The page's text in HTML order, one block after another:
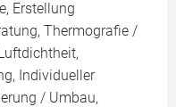
Erstellung
Thermografie /
Individueller
/ Umbau,